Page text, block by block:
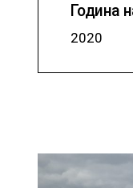
Година
2020